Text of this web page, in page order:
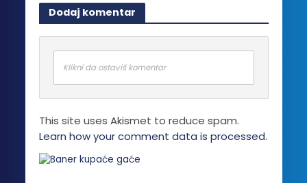
više
varijanti.
Opcije
mogu
biti
izabrane
na
proizvoda.
Dodaj komentar
Klikni da ostaviš komentar
This site uses Akismet to reduce spam.
Learn how your comment data is processed.